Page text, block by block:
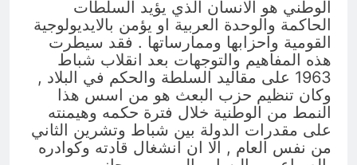
الوطني هو الانسان الذي يؤيد السلطات
الحاكمة والوحدة العربية او يؤمن بالايديولوجية
القومية واحزابها وممارساتها . فقد سيطرت
هذه المفاهيم والتوجهات بعد انقلاب شباط
1963 على مقاليد السلطة والحكم في البلاد ,
وكان تنظيم حزب البعث هو من اسس هذا
النمط من الوطنية خلال فترة حكمه وهيمنته
على مقدرات الدولة بين شباط وتشرين الثاني
من نفس العام , الا ان انشغال قادته وكوادره